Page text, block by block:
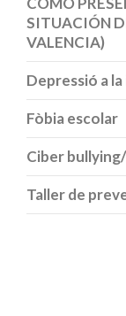
SITUACIÓN
VALENCIA)
Depressió a
Fòbia escolar
Ciber
Taller de